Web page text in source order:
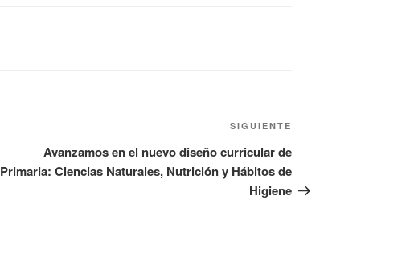
SIGUIENTE
Avanzamos en el nuevo diseño curricular de
Primaria: Ciencias Naturales, Nutrición y Hábitos de
Higiene